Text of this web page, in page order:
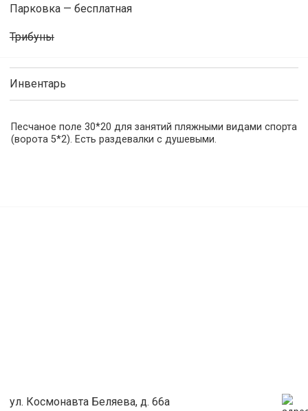
Парковка — бесплатная
Трибуны
Инвентарь
Песчаное поле 30*20 для занятий пляжными видами спорта
(ворота 5*2). Есть раздевалки с душевыми.
ул. Космонавта Беляева, д. 66а